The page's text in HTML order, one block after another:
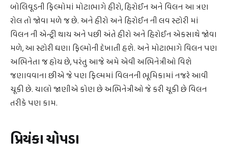
બોલિવૂડની ફિલ્મોમાં મોટાભાગે હીરો, હિરોઈન અને વિલન આ ત્રણ
રોલ તો જોવા મળે જ છે. અને હીરો અને હિરોઈન ની લવ સ્ટોરી માં
વિલન ની એન્ટ્રી થાય અને પછી અંતે હીરો અને હિરોઈન એકસાથે જોવા
મળે, આ સ્ટોરી ઘણા ફિલ્મોની દેખાતી હશે. અને મોટાભાગે વિલન પણ
અભિનેતા જ હોય છે, પરંતુ આજે અમે એવી અભિનેત્રીઓ વિશે
જણાવવાના છીએ જે પણ ફિલ્મમાં વિલનની ભૂમિકામાં નજરે આવી
ચૂકી છે. ચાલો જાણીએ કોણ છે અભિનેત્રીઓ જે કરી ચૂકી છે વિલન
તરીકે પણ કામ.
પ્રિયંકા ચોપડા